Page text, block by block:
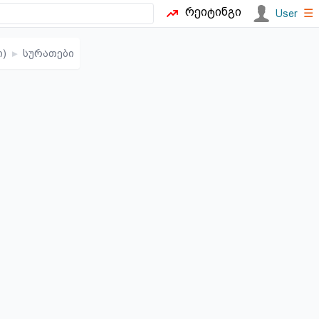
რეიტინგი User ☰
▸ სურათები